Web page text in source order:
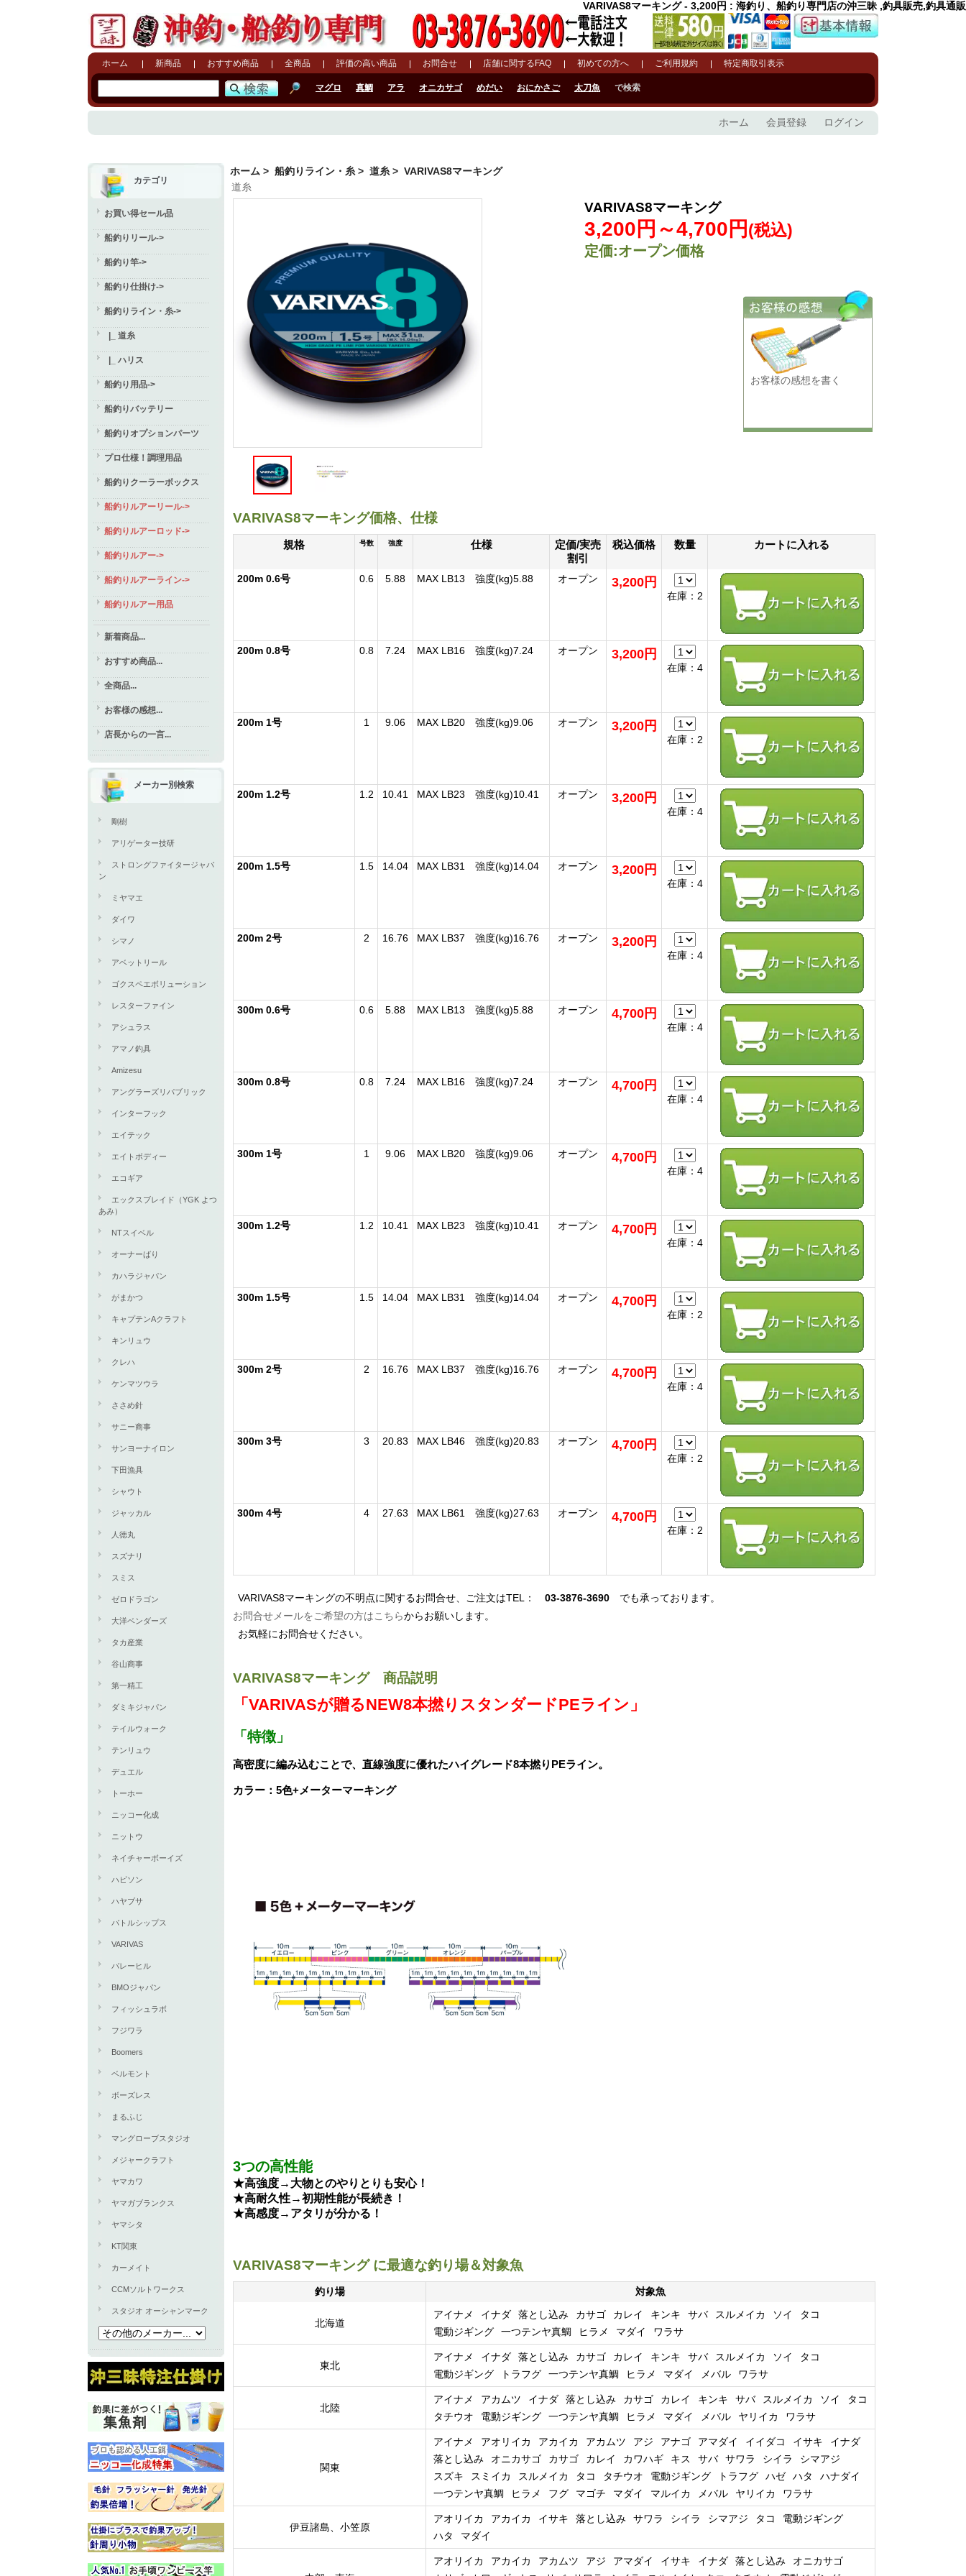
VARIVAS8マーキング - 3,200円 : 海釣り、船釣り専門店の沖三昧 ,釣具販売,釣具通販
ホーム 新商品 おすすめ商品 全商品 評価の高い商品 お問合せ 店舗に関するFAQ 初めての方へ ご利用規約 特定商取引表示
マグロ 真鯛 アラ オニカサゴ めだい おにかさご 太刀魚 で検索
ホーム 会員登録 ログイン
カテゴリ
お買い得セール品
船釣りリール->
船釣り竿->
船釣り仕掛け->
船釣りライン・糸->
|_ 道糸
|_ ハリス
船釣り用品->
船釣りバッテリー
船釣りオプションパーツ
プロ仕様！調理用品
船釣りクーラーボックス
船釣りルアーリール->
船釣りルアーロッド->
船釣りルアー->
船釣りルアーライン->
船釣りルアー用品
新着商品...
おすすめ商品...
全商品...
お客様の感想...
店長からの一言...
メーカー別検索
剛樹
アリゲーター技研
ストロングファイタージャパ
ン
ミヤマエ
ダイワ
シマノ
アベットリール
ゴクスペエボリューション
レスターファイン
アシュラス
アマノ釣具
Amizesu
アングラーズリパブリック
インターフック
エイテック
エイトボディー
エコギア
エックスブレイド（YGK よつ
あみ）
NTスイベル
オーナーばり
カハラジャパン
がまかつ
キャプテンAクラフト
キンリュウ
クレハ
ケンマツウラ
ささめ針
サニー商事
サンヨーナイロン
下田漁具
シャウト
ジャッカル
人徳丸
スズナリ
スミス
ゼロドラゴン
大洋ベンダーズ
タカ産業
谷山商事
第一精工
ダミキジャパン
テイルウォーク
テンリュウ
デュエル
トーホー
ニッコー化成
ニットウ
ネイチャーボーイズ
ハピソン
ハヤブサ
バトルシップス
VARIVAS
バレーヒル
BMOジャパン
フィッシュラボ
フジワラ
Boomers
ベルモント
ボーズレス
まるふじ
マングローブスタジオ
メジャークラフト
ヤマカワ
ヤマガブランクス
ヤマシタ
KT関東
カーメイト
CCMソルトワークス
スタジオ オーシャンマーク
ホーム > 船釣りライン・糸 > 道糸 > VARIVAS8マーキング
道糸
VARIVAS8マーキング
3,200円～4,700円 (税込)
定価:オープン価格
お客様の感想を書く
VARIVAS8マーキング価格、仕様
規格 号数 強度 仕様
定価/実売
割引
税込価格 数量 カートに入れる
200m 0.6号 0.6 5.88 MAX LB13 強度(kg)5.88 オープン 3,200円
在庫：2
200m 0.8号 0.8 7.24 MAX LB16 強度(kg)7.24 オープン 3,200円
在庫：4
200m 1号 1 9.06 MAX LB20 強度(kg)9.06 オープン 3,200円
在庫：2
200m 1.2号 1.2 10.41 MAX LB23 強度(kg)10.41 オープン 3,200円
在庫：4
200m 1.5号 1.5 14.04 MAX LB31 強度(kg)14.04 オープン 3,200円
在庫：4
200m 2号 2 16.76 MAX LB37 強度(kg)16.76 オープン 3,200円
在庫：4
300m 0.6号 0.6 5.88 MAX LB13 強度(kg)5.88 オープン 4,700円
在庫：4
300m 0.8号 0.8 7.24 MAX LB16 強度(kg)7.24 オープン 4,700円
在庫：4
300m 1号 1 9.06 MAX LB20 強度(kg)9.06 オープン 4,700円
在庫：4
300m 1.2号 1.2 10.41 MAX LB23 強度(kg)10.41 オープン 4,700円
在庫：4
300m 1.5号 1.5 14.04 MAX LB31 強度(kg)14.04 オープン 4,700円
在庫：2
300m 2号 2 16.76 MAX LB37 強度(kg)16.76 オープン 4,700円
在庫：4
300m 3号 3 20.83 MAX LB46 強度(kg)20.83 オープン 4,700円
在庫：2
300m 4号 4 27.63 MAX LB61 強度(kg)27.63 オープン 4,700円
在庫：2
VARIVAS8マーキングの不明点に関するお問合せ、ご注文はTEL： 03-3876-3690 でも承っております。
お問合せメールをご希望の方はこちらからお願いします。
お気軽にお問合せください。
VARIVAS8マーキング 商品説明
「VARIVASが贈るNEW8本撚りスタンダードPEライン」
「特徴」
高密度に編み込むことで、直線強度に優れたハイグレード8本撚りPEライン。
カラー：5色+メーターマーキング
3つの高性能
★高強度→大物とのやりとりも安心！
★高耐久性→初期性能が長続き！
★高感度→アタリが分かる！
VARIVAS8マーキング に最適な釣り場＆対象魚
釣り場 対象魚
北海道
アイナメ イナダ 落とし込み カサゴ カレイ キンキ サバ スルメイカ ソイ
タコ
電動ジギング
一つテンヤ真鯛 ヒラメ マダイ ワラサ
東北
アイナメ イナダ 落とし込み カサゴ カレイ キンキ サバ スルメイカ ソイ
タコ
電動ジギング
トラフグ 一つテンヤ真鯛 ヒラメ マダイ メバル ワラサ
北陸
アイナメ アカムツ イナダ 落とし込み カサゴ カレイ キンキ サバ スルメイカ ソイ
タコ
タチウオ
電動ジギング 一つテンヤ真鯛 ヒラメ マダイ メバル ヤリイカ ワラサ
関東
アイナメ アオリイカ アカイカ アカムツ アジ アナゴ アマダイ イイダコ イサキ
イナダ
落とし込み
オニカサゴ カサゴ カレイ カワハギ キス サバ サワラ シイラ
シマアジ
スズキ
スミイカ スルメイカ タコ タチウオ 電動ジギング トラフグ ハゼ ハタ
ハナダイ
一つテンヤ真鯛
ヒラメ フグ マゴチ マダイ マルイカ メバル ヤリイカ ワラサ
伊豆諸島、小笠原
アオリイカ アカイカ イサキ 落とし込み サワラ シイラ シマアジ タコ
電動ジギング
ハタ
マダイ
アオリイカ アカイカ アカムツ アジ アマダイ イサキ イナダ 落とし込み
オニカサゴ